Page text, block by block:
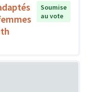
Soumise
au vote